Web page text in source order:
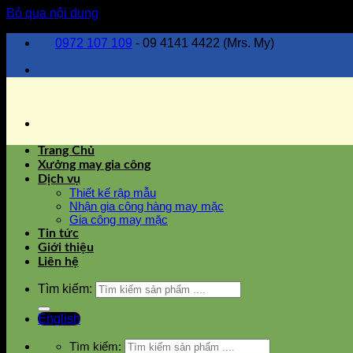
Bỏ qua nội dung
0972 107 109 - 09 4141 4422 (Mrs. My)
Trang Chủ
Xưởng may gia công
Dịch vụ
Thiết kế rập mẫu
Nhận gia công hàng may mặc
Gia công may mặc
Tin tức
Giới thiệu
Liên hệ
Tìm kiếm:
English
Tìm kiếm: